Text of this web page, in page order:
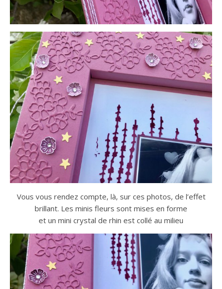
Vous vous rendez compte, là, sur ces photos, de l’effet
brillant. Les minis fleurs sont mises en forme
et un mini crystal de rhin est collé au milieu